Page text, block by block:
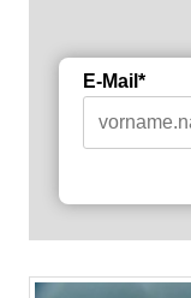
E-Mail*